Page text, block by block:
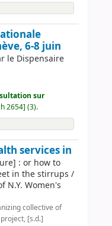
6-8 juin
le Dispensaire
sur
2654] (3).
services in
: or how to
in the stirrups /
N.Y. Women's
collective of
[s.d.]